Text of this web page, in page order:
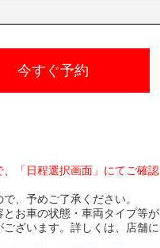
今すぐ予約
「日程選択画面」にてご確認
、予めご了承ください。
お車の状態・車両タイプ等が
ざいます。詳しくは、店舗に